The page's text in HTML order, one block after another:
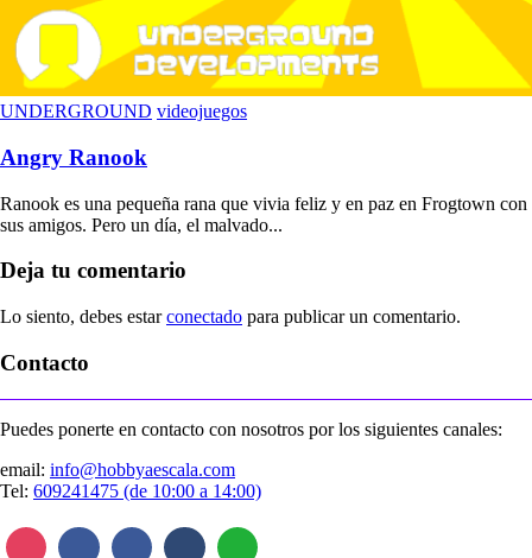
UNDERGROUND videojuegos
Angry Ranook
Ranook es una pequeña rana que vivia feliz y en paz en Frogtown con
sus amigos. Pero un día, el malvado...
Deja tu comentario
Lo siento, debes estarconectado para publicar un comentario.
Contacto
Puedes ponerte en contacto con nosotros por los siguientes canales:
email: info@hobbyaescala.com
Tel: 609241475 (de 10:00 a 14:00)